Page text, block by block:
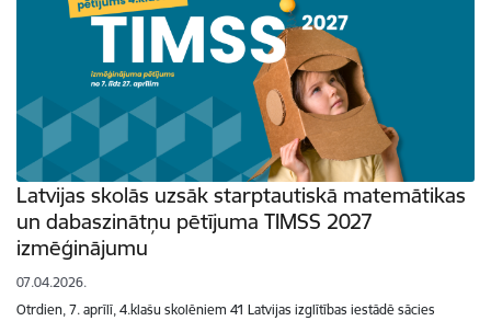
Latvijas skolās uzsāk starptautiskā matemātikas
un dabaszinātņu pētījuma TIMSS 2027
izmēģinājumu
07.04.2026.
Otrdien, 7. aprīlī, 4.klašu skolēniem 41 Latvijas izglītības iestādē sācies